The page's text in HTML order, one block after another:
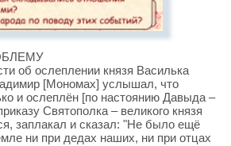
об ослеплении князя Василька
[Мономах] услышал, что
и ослеплён [по настоянию Давыда –
Святополка – великого князя
заплакал и сказал: "Не было ещё
ни при дедах наших, ни при отцах